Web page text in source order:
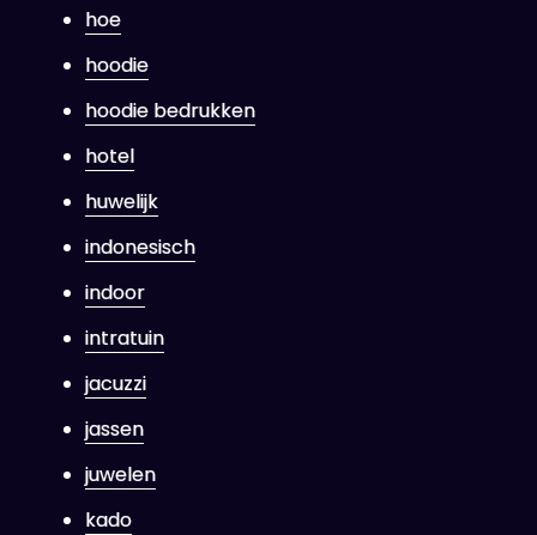
hoe
hoodie
hoodie bedrukken
hotel
huwelijk
indonesisch
indoor
intratuin
jacuzzi
jassen
juwelen
kado